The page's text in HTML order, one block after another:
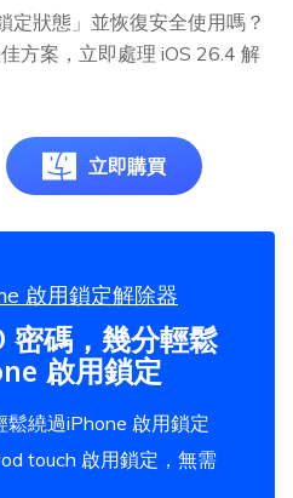
定狀態」並恢復安全使用嗎？
方案，立即處理 iOS 26.4 解
立即購買
啟用鎖定解除器
碼，幾分輕鬆
啟用鎖定
繞過iPhone 啟用鎖定
touch 啟用鎖定，無需